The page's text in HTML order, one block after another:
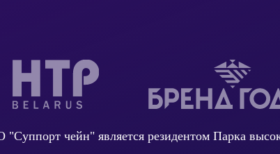
чейн" является резидентом Парка